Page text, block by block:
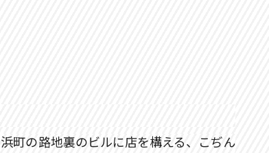
浜町の路地裏のビルに店を構える、こぢん